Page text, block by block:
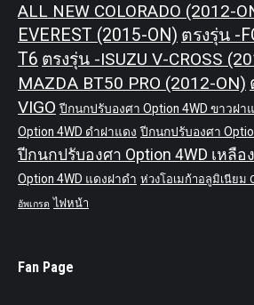
ALL NEW COLORADO (2012-
EVEREST (2015-ON) ตรงรุ่น -
T6 ตรงรุ่น -ISUZU V-CROSS
MAZDA BT50 PRO (2012-ON)
VIGO ปีกนกปรับองศา Option 4WD ขาวฝา
Option 4WD ดำฝาแดง ปีกนกปรับองศา
ปีกนกปรับองศา Option 4WD เหลือ
Option 4WD แดงฝาดำ ห่วงโอเมก้าอลูมิเนียม
อัพเกรด ไฟหน้า
Fan Page